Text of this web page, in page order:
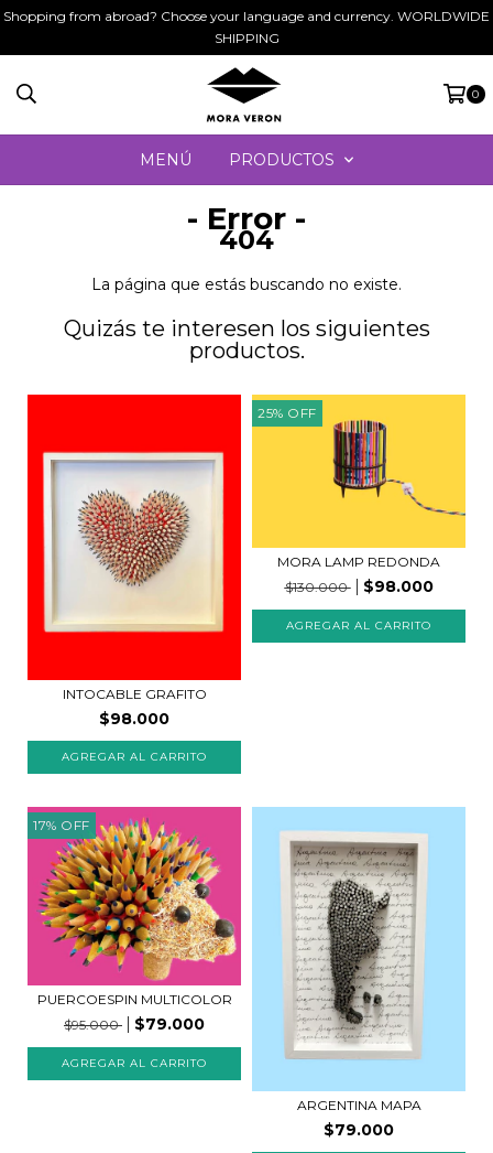
Shopping from abroad? Choose your language and currency. WORLDWIDE
SHIPPING
0
MENÚ PRODUCTOS
- Error -
404
La página que estás buscando no existe.
Quizás te interesen los siguientes
productos.
INTOCABLE GRAFITO
$98.000
AGREGAR AL CARRITO
25% OFF
MORA LAMP REDONDA
$130.000
$98.000
17% OFF
PUERCOESPIN MULTICOLOR
$95.000
$79.000
AGREGAR AL CARRITO
ARGENTINA MAPA
$79.000